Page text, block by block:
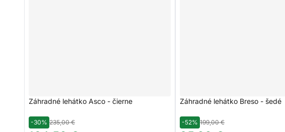
Záhradné lehátko Asco - čierne
-30% 235,00 €
Záhradné lehátko Breso - šedé
-52% 199,00 €